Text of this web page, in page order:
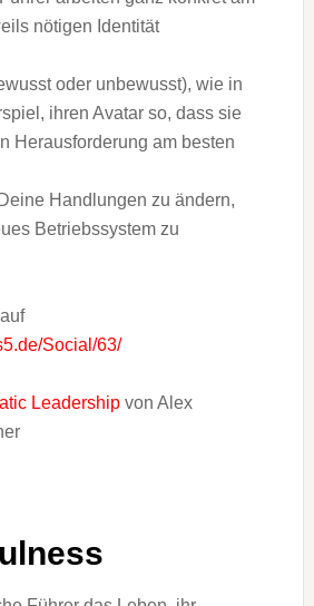
nötigen Identität
oder unbewusst), wie in
ihren Avatar so, dass sie
Herausforderung am besten
Handlungen zu ändern,
Betriebssystem zu
Social/63/
Leadershipvon Alex